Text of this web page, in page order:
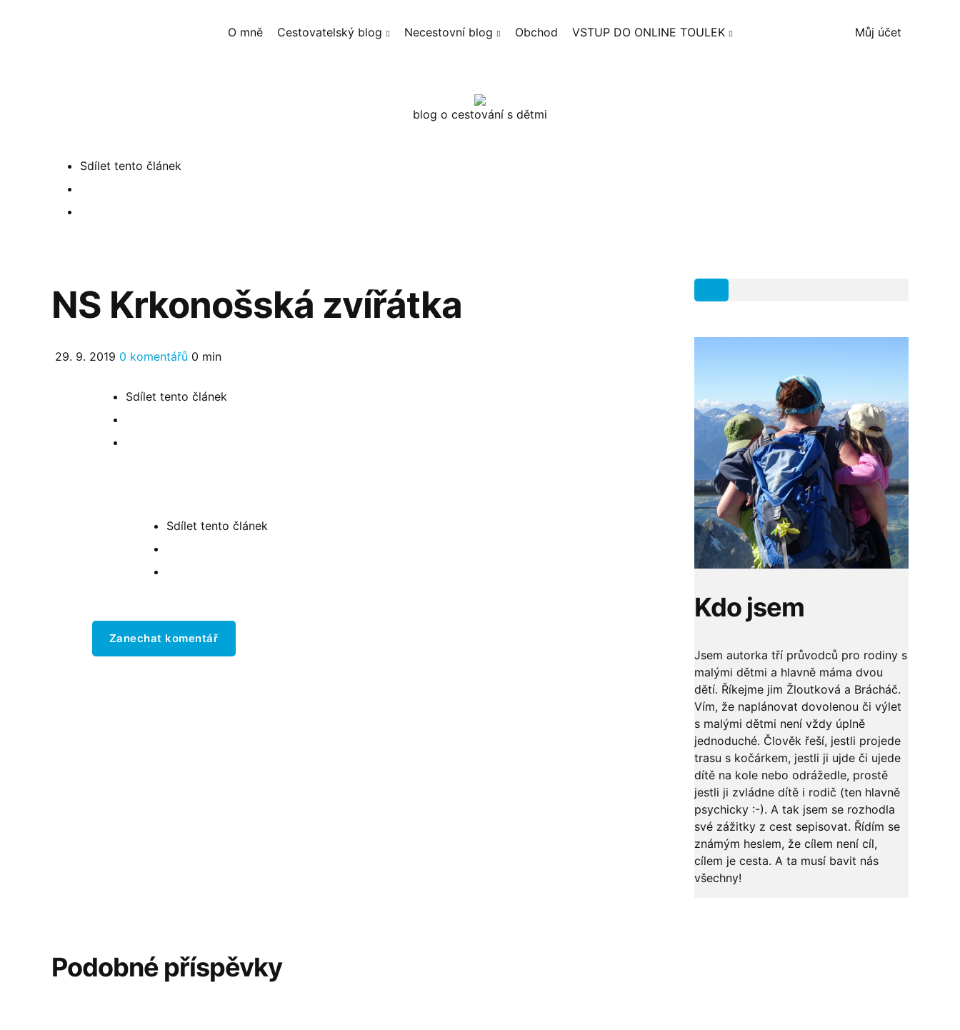
O mně Cestovatelský blog Necestovní blog Obchod VSTUP DO ONLINE TOULEK Hledat
Můj účet
blog o cestování s dětmi
Sdílet tento článek
NS Krkonošská zvířátka
29. 9. 2019 0 komentářů 0 min
Sdílet tento článek
Sdílet tento článek
Zanechat komentář
Kdo jsem
Jsem autorka tří průvodců pro rodiny s
malými dětmi a hlavně máma dvou
dětí. Říkejme jim Žloutková a Brácháč.
Vím, že naplánovat dovolenou či výlet
s malými dětmi není vždy úplně
jednoduché. Člověk řeší, jestli projede
trasu s kočárkem, jestli ji ujde či ujede
dítě na kole nebo odrážedle, prostě
jestli ji zvládne dítě i rodič (ten hlavně
psychicky :-). A tak jsem se rozhodla
své zážitky z cest sepisovat. Řídím se
známým heslem, že cílem není cíl,
cílem je cesta. A ta musí bavit nás
všechny!
Podobné příspěvky